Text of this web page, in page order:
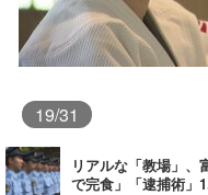
19/31
リアルな「教場」
で完食」「逮捕術」